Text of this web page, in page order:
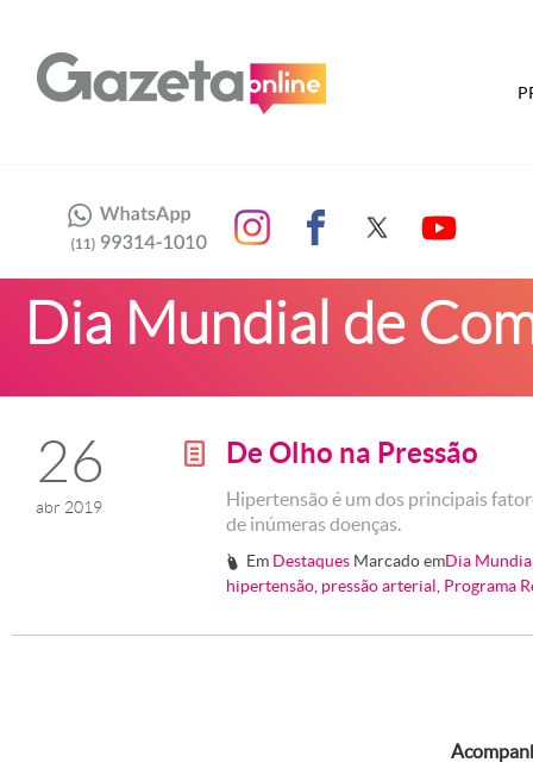
Dia Mundial de
26
abr 2019
g De Olho na Pressão
Hipertensão é um dos principais
de inúmeras doenças.
# Em Destaques Marcado emDia
hipertensão pressão arterial Programa